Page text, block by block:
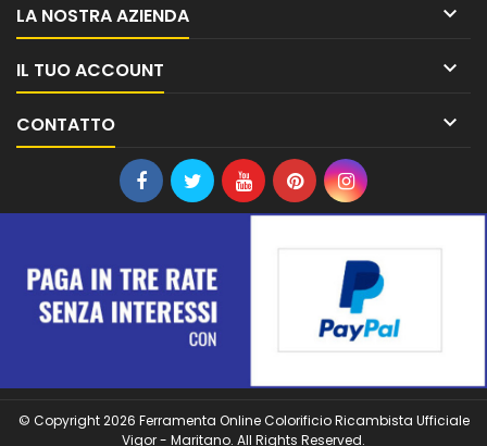
LA NOSTRA AZIENDA 
IL TUO ACCOUNT 
CONTATTO 
© Copyright 2026 Ferramenta Online Colorificio Ricambista Ufficiale
Vigor - Maritano. All Rights Reserved.